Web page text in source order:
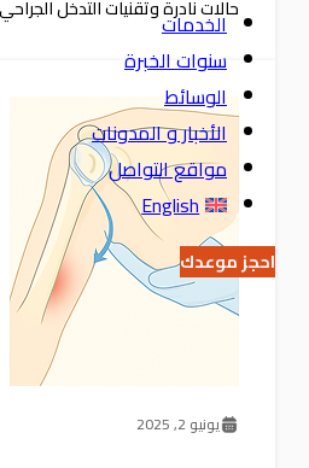
الخدمات
سنوات الخبرة
الوسائط
الأخبار و المدونات
مواقع التواصل
English
احجز موعدك
حالات نادرة وتقنيات التدخل
يونيو 2, 2025